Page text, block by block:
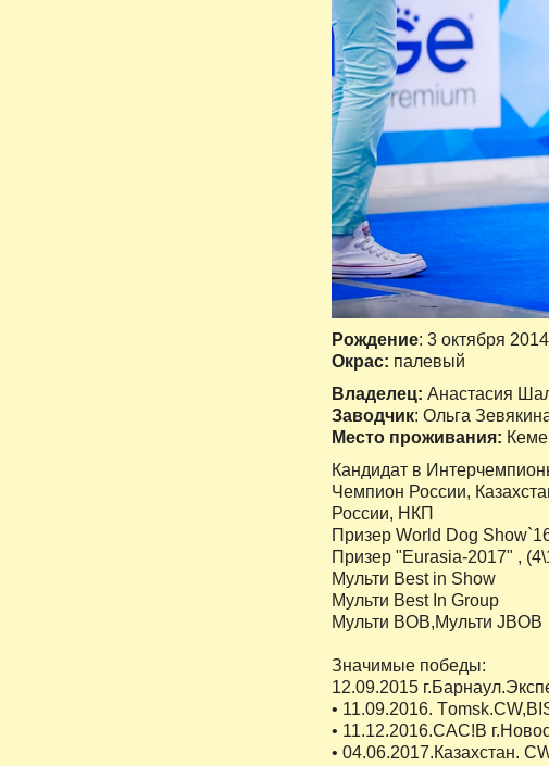
Рождение: 3 октября 2014
Окрас: палевый
Владелец: Анастасия
Заводчик: Ольга
Место проживания:
Кандидат в
Чемпион России,
России, НКП
Призер World Dog
Призер "Eurasia-2017" ,
Мульти Best in Show
Мульти Best In Group
Мульти BOB,Мульти JBOB
Значимые победы:
12.09.2015
• 11.09.2016.
• 11.12.2016.CAC!B
• 04.06.2017.Казахстан.